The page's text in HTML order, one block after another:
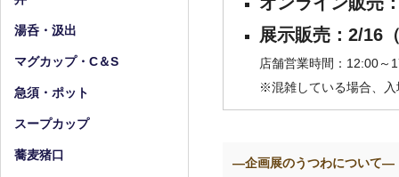
展示販売：2/16
店舗営業時間：12:00～
※混雑している場合、
―企画展のうつわについて―
湯呑・汲出
マグカップ・C＆S
急須・ポット
スープカップ
蕎麦猪口